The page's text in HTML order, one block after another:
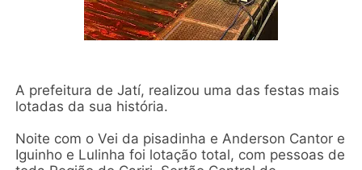
A prefeitura de Jatí, realizou uma das festas mais
lotadas da sua história.
Noite com o Vei da pisadinha e Anderson Cantor e
Iguinho e Lulinha foi lotação total, com pessoas de